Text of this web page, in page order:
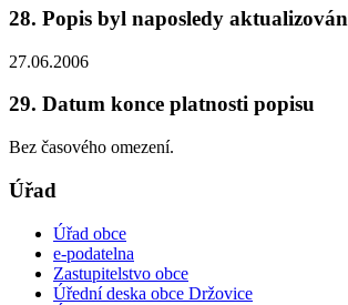
28. Popis byl naposledy aktualizován
27.06.2006
29. Datum konce platnosti popisu
Bez časového omezení.
Úřad
Úřad obce
e-podatelna
Zastupitelstvo obce
Úřední deska obce Držovice